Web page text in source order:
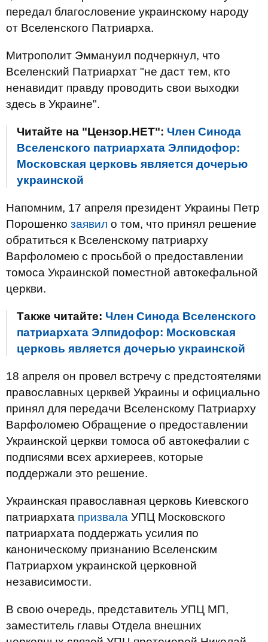
передал благословение украинскому народу
от Вселенского Патриарха.
Митрополит Эммануил подчеркнул, что
Вселенский Патриархат "не даст тем, кто
ненавидит правду проводить свои выходки
здесь в Украине".
Читайте на "Цензор.НЕТ": Член Синода
Вселенского патриархата Элпидофор:
Московская церковь является дочерью
украинской
Напомним, 17 апреля президент Украины Петр
Порошенко заявил о том, что принял решение
обратиться к Вселенскому патриарху
Варфоломею с просьбой о предоставлении
томоса Украинской поместной автокефальной
церкви.
Также читайте: Член Синода Вселенского
патриархата Элпидофор: Московская
церковь является дочерью украинской
18 апреля он провел встречу с предстоятелями
православных церквей Украины и официально
принял для передачи Вселенскому Патриарху
Варфоломею Обращение о предоставлении
Украинской церкви томоса об автокефалии с
подписями всех архиереев, которые
поддержали это решение.
Украинская православная церковь Киевского
патриархата призвала УПЦ Московского
патриархата поддержать усилия по
каноническому признанию Вселенским
Патриархом украинской церковной
независимости.
В свою очередь, представитель УПЦ МП,
заместитель главы Отдела внешних